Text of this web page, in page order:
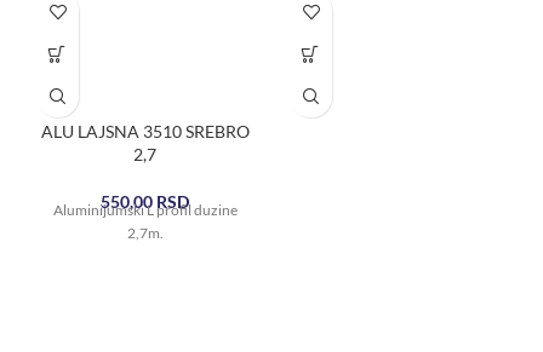
ALU LAJSNA 3510 SREBRO
2,7
550,00 RSD
Aluminijumski L profil duzine
2,7m.